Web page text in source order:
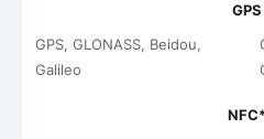
GPS
GPS, GLONASS, Beidou,
Galileo
NFC*